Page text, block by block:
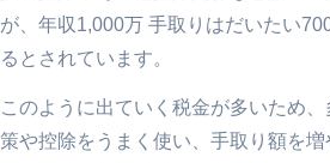
が、年収1,000万 手取りはだいたい
るとされています。
このように出ていく税金が多いため
策や控除をうまく使い、手取り額を増